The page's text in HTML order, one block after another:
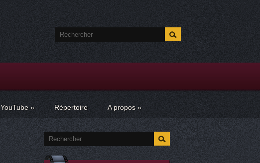
YouTube » Répertoire A propos »